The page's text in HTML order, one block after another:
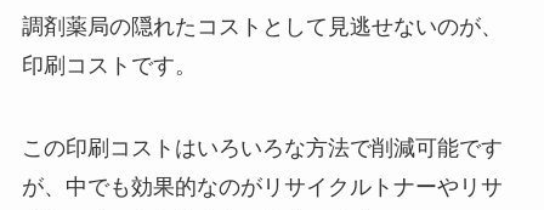
調剤薬局の隠れたコストとして見逃せないのが、
印刷コストです。
この印刷コストはいろいろな方法で削減可能です
が、中でも効果的なのがリサイクルトナーやリサ